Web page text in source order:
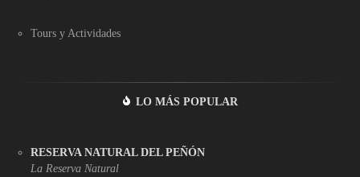
Tours y Actividades
LO MÁS POPULAR
RESERVA NATURAL DEL PEÑÓN
La Reserva Natural